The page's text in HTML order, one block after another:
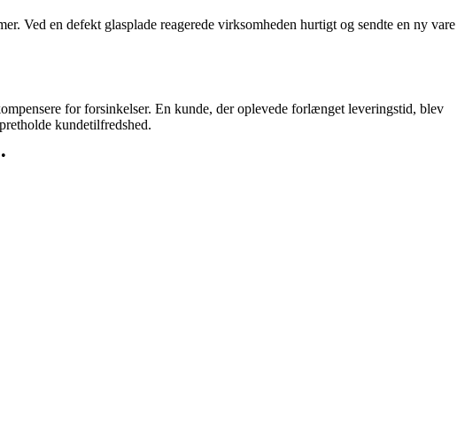
Ved en defekt glasplade reagerede virksomheden hurtigt og sendte en ny vare
for forsinkelser. En kunde, der oplevede forlænget leveringstid, blev
kundetilfredshed.
•